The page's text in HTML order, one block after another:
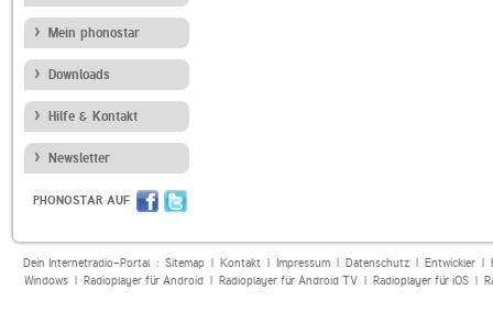
Mein phonostar
Downloads
Hilfe & Kontakt
Newsletter
PHONOSTAR AUF
Dein Internetradio-Portal : Sitemap| Kontakt| Impressum| Datenschutz| Entwickler|
Windows| Radioplayer für Android| Radioplayer für Android TV| Radioplayer für iOS|